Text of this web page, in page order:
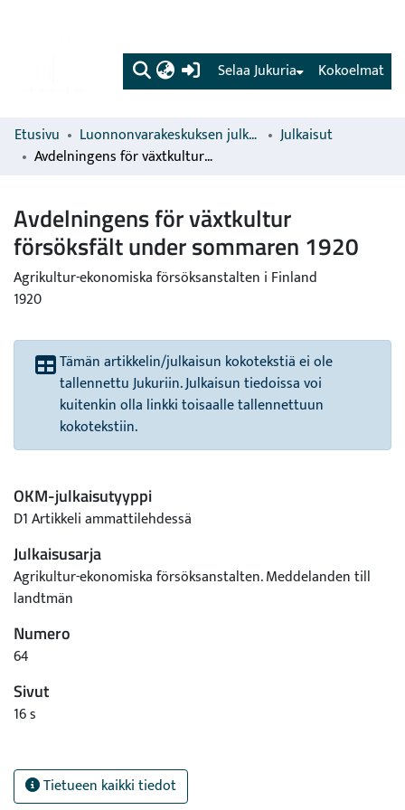
(current) Kokoelmat
Selaa Jukuria
Etusivu Luonnonvarakeskuksen julkaisut
Julkaisut
Avdelningens för växtkultur försöksfält under sommaren 1920
Avdelningens för växtkultur
försöksfält under sommaren 1920
Agrikultur-ekonomiska försöksanstalten i Finland
1920
Tämän artikkelin/julkaisun kokotekstiä ei ole
tallennettu Jukuriin. Julkaisun tiedoissa voi
kuitenkin olla linkki toisaalle tallennettuun
kokotekstiin.
OKM-julkaisutyyppi
D1 Artikkeli ammattilehdessä
Julkaisusarja
Agrikultur-ekonomiska försöksanstalten. Meddelanden till
landtmän
Numero
64
Sivut
16 s
Tietueen kaikki tiedot